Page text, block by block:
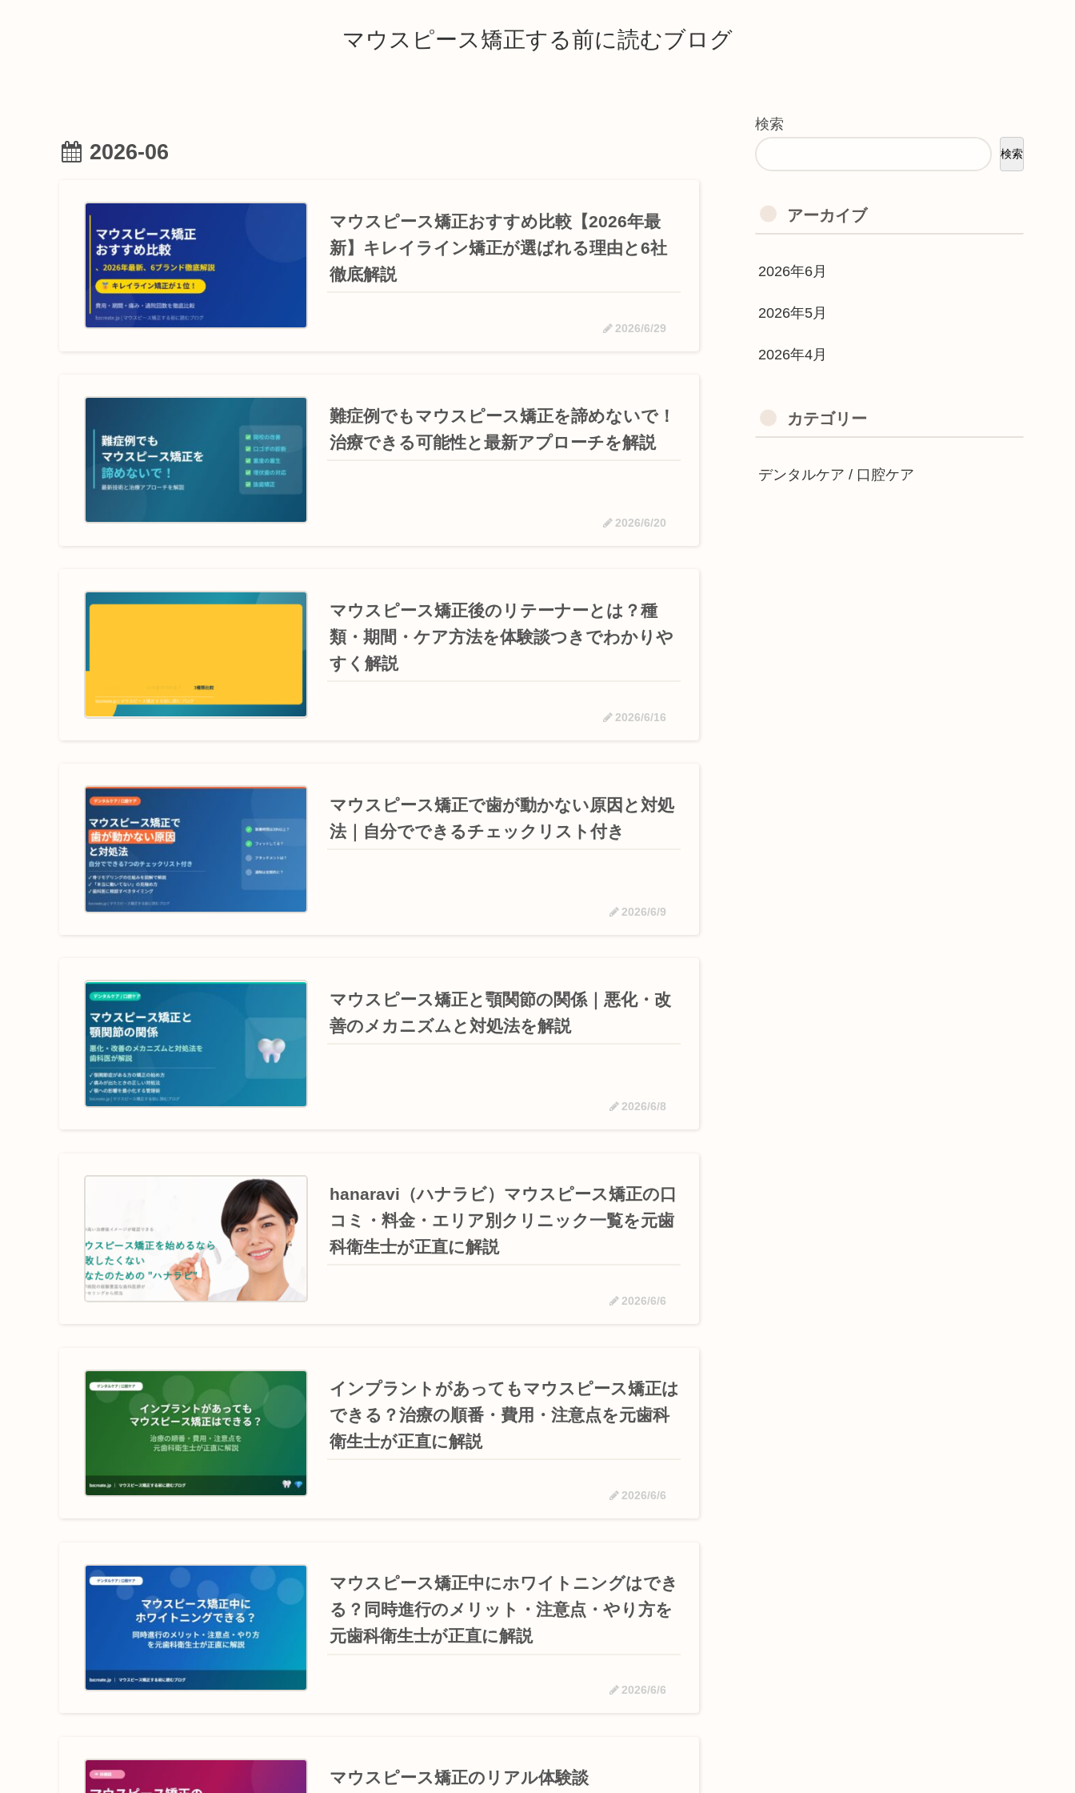
マウスピース矯正する前に読むブログ
2026-06
マウスピース矯正おすすめ比較【2026年最
新】キレイライン矯正が選ばれる理由と6社
徹底解説
2026/6/29
難症例でもマウスピース矯正を諦めないで！
治療できる可能性と最新アプローチを解説
2026/6/20
マウスピース矯正後のリテーナーとは？種
類・期間・ケア方法を体験談つきでわかりや
すく解説
2026/6/16
マウスピース矯正で歯が動かない原因と対処
法｜自分でできるチェックリスト付き
2026/6/9
マウスピース矯正と顎関節の関係｜悪化・改
善のメカニズムと対処法を解説
2026/6/8
hanaravi（ハナラビ）マウスピース矯正の口
コミ・料金・エリア別クリニック一覧を元歯
科衛生士が正直に解説
2026/6/6
インプラントがあってもマウスピース矯正は
できる？治療の順番・費用・注意点を元歯科
衛生士が正直に解説
2026/6/6
マウスピース矯正中にホワイトニングはでき
る？同時進行のメリット・注意点・やり方を
元歯科衛生士が正直に解説
2026/6/6
マウスピース矯正のリアル体験談
検索
検索
アーカイブ
2026年6月
2026年5月
2026年4月
カテゴリー
デンタルケア / 口腔ケア